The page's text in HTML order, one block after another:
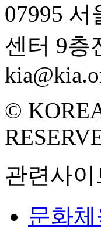
07995
센터 9층
©
관련사이
문화